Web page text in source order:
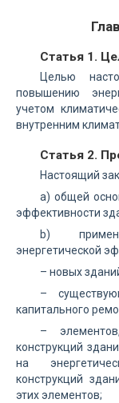
Статья 1.
Целью
повышению
учетом
внутренним
Статья 2.
Настоящий
a) общей
эффективности
b)
энергетической
– новых
–
капитального
–
конструкций
на
конструкций
этих элементов;